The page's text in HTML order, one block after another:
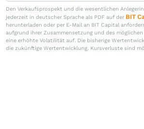
Den Verkaufsprospekt und die wesentlichen
jederzeit in deutscher Sprache als PDF auf der BIT
herunterladen oder per E-Mail an BIT Capital
aufgrund ihrer Zusammensetzung und des
eine erhöhte Volatilität auf. Die bisherige
die zukünftige Wertentwicklung. Kursverluste sind